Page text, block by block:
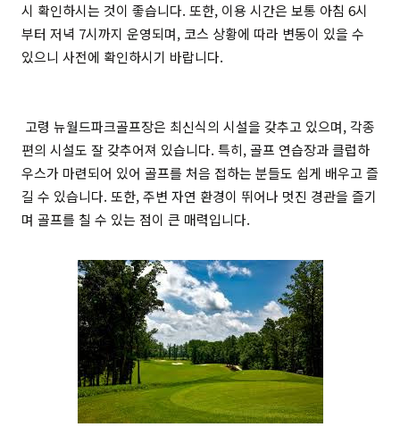
시 확인하시는 것이 좋습니다. 또한, 이용 시간은 보통 아침 6시
부터 저녁 7시까지 운영되며, 코스 상황에 따라 변동이 있을 수
있으니 사전에 확인하시기 바랍니다.
고령 뉴월드파크골프장은 최신식의 시설을 갖추고 있으며, 각종
편의 시설도 잘 갖추어져 있습니다. 특히, 골프 연습장과 클럽하
우스가 마련되어 있어 골프를 처음 접하는 분들도 쉽게 배우고 즐
길 수 있습니다. 또한, 주변 자연 환경이 뛰어나 멋진 경관을 즐기
며 골프를 칠 수 있는 점이 큰 매력입니다.